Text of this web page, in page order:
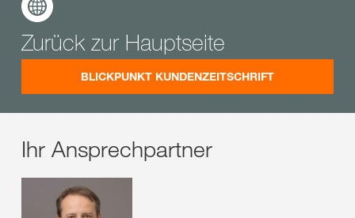
Zurück zur Hauptseite
BLICKPUNKT KUNDENZEITSCHRIFT
Ihr Ansprechpartner